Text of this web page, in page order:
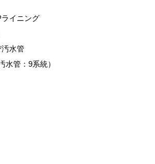
イニング
水管
水管：9系統）